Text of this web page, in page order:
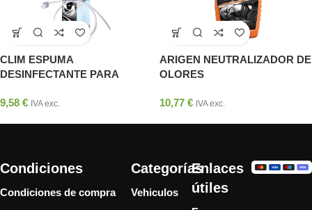
CLIM ESPUMA
DESINFECTANTE PARA
9,58 € IVA exc.
ARIGEN NEUTRALIZADOR DE
OLORES
10,77 € IVA exc.
Condiciones
Condiciones de compra
Categorías
Vehiculos
Enlaces
útiles